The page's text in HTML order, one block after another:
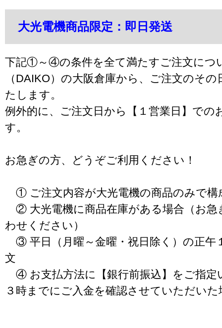
大光電機商品限定：即日発送
下記①～④の条件を全て満たすご注文につ
（DAIKO）の大阪倉庫から、ご注文のそ
たします。
例外的に、ご注文日から【１営業日】での
す。
お急ぎの方、どうぞご利用ください！
① ご注文内容が大光電機の商品のみで構
② 大光電機に商品在庫がある場合（お急
わせください）
③ 平日（月曜～金曜・祝日除く）の正午
文
④ お支払方法に【銀行前振込】をご指定
３時までにご入金を確認させていただいた